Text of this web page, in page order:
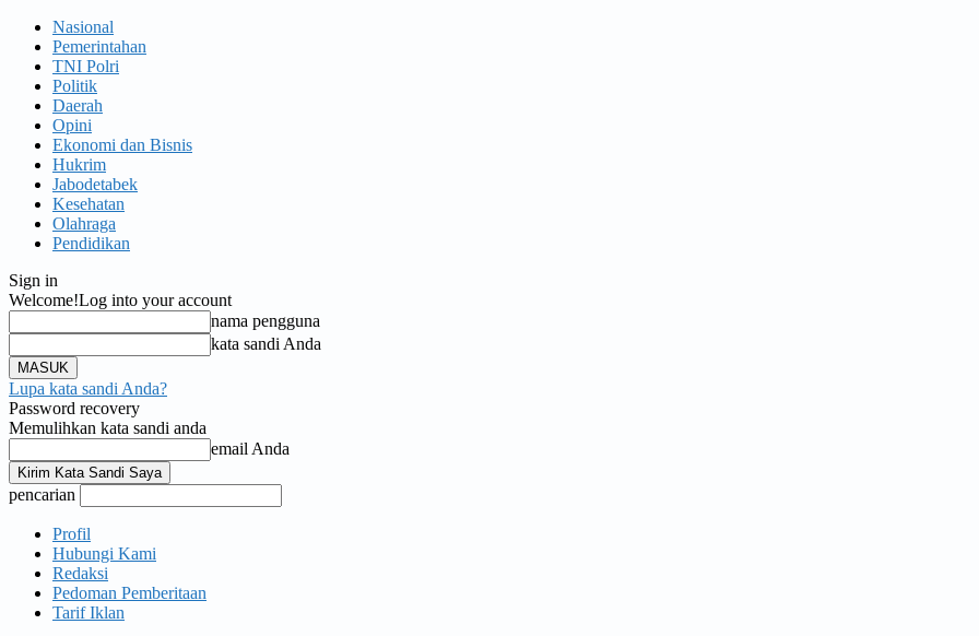
Nasional
Pemerintahan
TNI Polri
Politik
Daerah
Opini
Ekonomi dan Bisnis
Hukrim
Jabodetabek
Kesehatan
Olahraga
Pendidikan
Sign in
Welcome!Log into your account
nama pengguna
kata sandi Anda
Lupa kata sandi Anda?
Password recovery
Memulihkan kata sandi anda
email Anda
pencarian
Profil
Hubungi Kami
Redaksi
Pedoman Pemberitaan
Tarif Iklan